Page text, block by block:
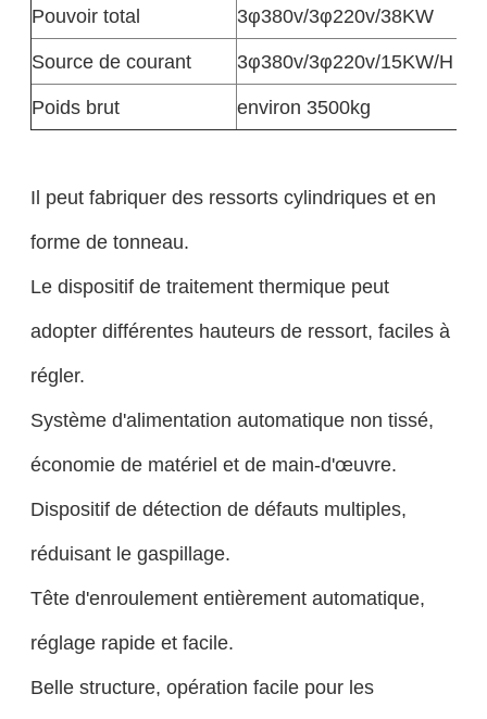
Pouvoir total
3φ380v/3φ220v/38KW
Source de courant
3φ380v/3φ220v/15KW/H
Poids brut
environ 3500kg
Il peut fabriquer des ressorts cylindriques et en
forme de tonneau.
Le dispositif de traitement thermique peut
adopter différentes hauteurs de ressort, faciles à
régler.
Système d'alimentation automatique non tissé,
économie de matériel et de main-d'œuvre.
Dispositif de détection de défauts multiples,
réduisant le gaspillage.
Tête d'enroulement entièrement automatique,
réglage rapide et facile.
Belle structure, opération facile pour les